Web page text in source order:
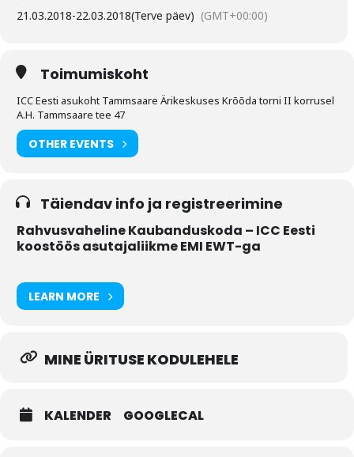
21.03.2018-22.03.2018(Terve päev) (GMT+00:00)
Toimumiskoht
ICC Eesti asukoht Tammsaare Ärikeskuses Krõõda torni II korrusel
A.H. Tammsaare tee 47
OTHER EVENTS
Täiendav info ja registreerimine
Rahvusvaheline Kaubanduskoda – ICC Eesti
koostöös asutajaliikme EMI EWT-ga
LEARN MORE
MINE ÜRITUSE KODULEHELE
KALENDER GOOGLECAL